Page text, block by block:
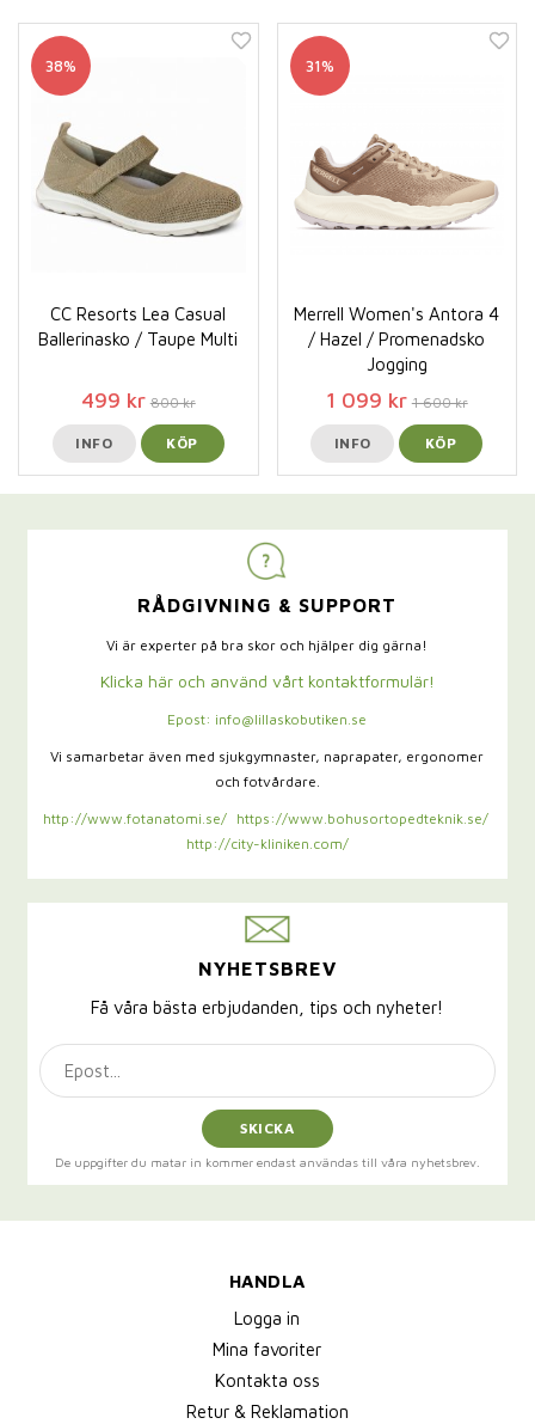
38%
CC Resorts Lea Casual
Ballerinasko / Taupe Multi
499 kr 800 kr
INFO KÖP
31%
Merrell Women's Antora 4
/ Hazel / Promenadsko
Jogging
1 099 kr 1 600 kr
INFO KÖP
RÅDGIVNING & SUPPORT
Vi är experter på bra skor och hjälper dig gärna!
Klicka här och använd vårt kontaktformulär!
Epost: info@lillaskobutiken.se
Vi samarbetar även med sjukgymnaster, naprapater, ergonomer
och fotvårdare.
http://www.fotanatomi.se/
https://www.bohusortopedteknik.se/
http://city-kliniken.com/
NYHETSBREV
Få våra bästa erbjudanden, tips och nyheter!
SKICKA
De uppgifter du matar in kommer endast användas till våra nyhetsbrev.
HANDLA
Logga in
Mina favoriter
Kontakta oss
Retur & Reklamation